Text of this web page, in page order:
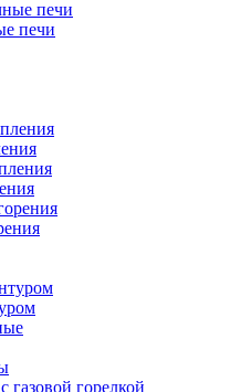
печи
газовой горелкой